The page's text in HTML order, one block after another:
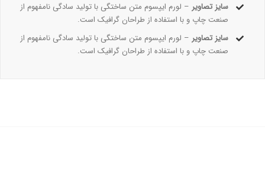
سایز تصاویر – لورم ایپسوم متن ساختگی با تولید سادگی نامفهوم از
صنعت چاپ و با استفاده از طراحان گرافیک است.
سایز تصاویر – لورم ایپسوم متن ساختگی با تولید سادگی نامفهوم از
صنعت چاپ و با استفاده از طراحان گرافیک است.